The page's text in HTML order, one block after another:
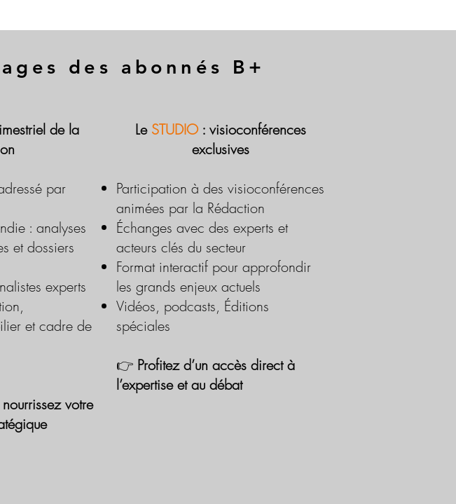
des abonnés B+
de la
par
: analyses
et dossiers
experts
et cadre de
votre
Le STUDIO : visioconférences
exclusives
Participation à des visioconférences
animées par la Rédaction
Échanges avec des experts et
acteurs clés du secteur
Format interactif pour approfondir
les grands enjeux actuels
Vidéos, podcasts, Éditions
spéciales
👉 Profitez d’un accès direct à
l’expertise et au débat